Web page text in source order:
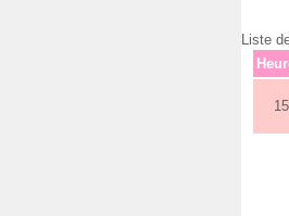
Liste